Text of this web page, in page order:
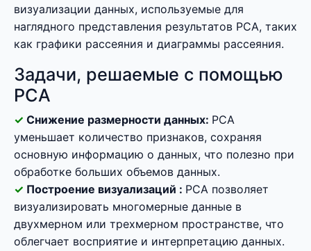
визуализации данных, используемые для
наглядного представления результатов PCA, таких
как графики рассеяния и диаграммы рассеяния.
Задачи, решаемые с помощью
PCA
Снижение размерности данных: PCA
уменьшает количество признаков, сохраняя
основную информацию о данных, что полезно при
обработке больших объемов данных.
Построение визуализаций : PCA позволяет
визуализировать многомерные данные в
двухмерном или трехмерном пространстве, что
облегчает восприятие и интерпретацию данных.